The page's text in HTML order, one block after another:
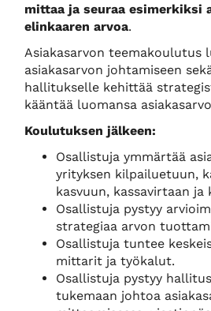
mittaa ja seuraa esimerkiksi
elinkaaren arvoa.
Asiakasarvon teemakoulutus
asiakasarvon johtamiseen
hallitukselle kehittää
kääntää luomansa
Koulutuksen jälkeen:
Osallistuja ymmärtää
yrityksen kilpailuetuun,
kasvuun, kassavirtaan
Osallistuja pystyy
strategiaa arvon
Osallistuja tuntee
mittarit ja työkalut.
Osallistuja pystyy
tukemaan johtoa